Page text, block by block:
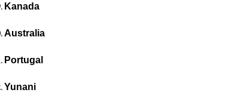
Kanada
Australia
Portugal
Yunani